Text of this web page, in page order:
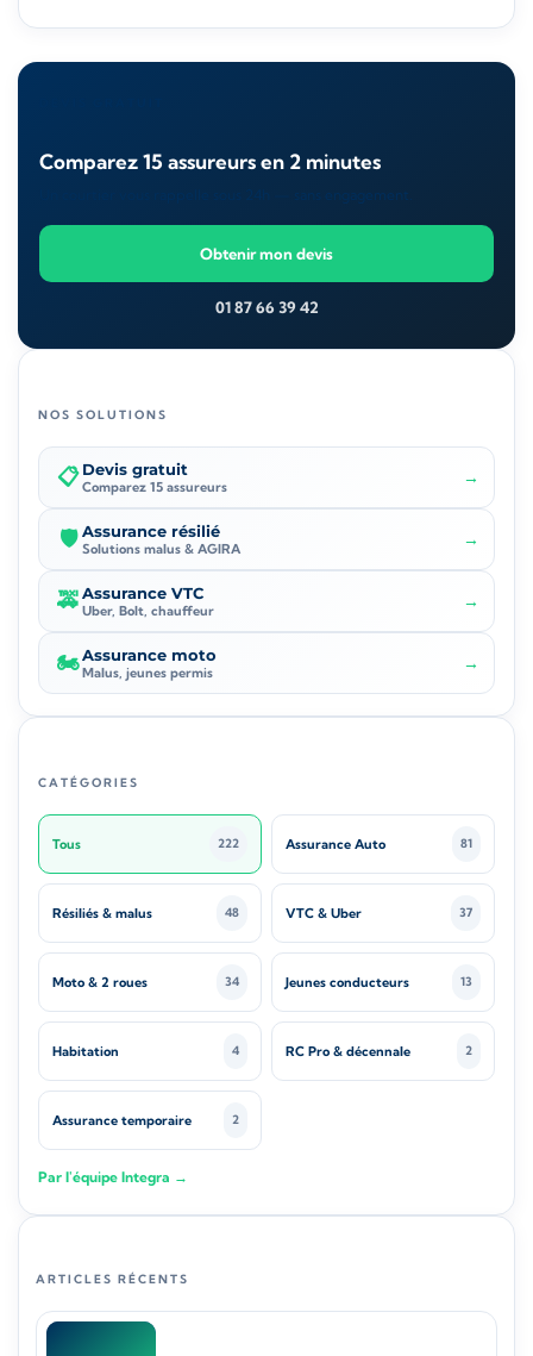
Comparez 15 assureurs en 2 minutes
Un courtier vous rappelle sous 24h — sans engagement.
Obtenir mon devis
01 87 66 39 42
NOS SOLUTIONS
📋 Devis gratuit
Comparez 15 assureurs →
🛡️ Assurance résilié
Solutions malus & AGIRA →
🚕Assurance VTC
Uber, Bolt, chauffeur →
🏍️Assurance moto
Malus, jeunes permis →
CATÉGORIES
Tous 222 Assurance Auto 81
Résiliés & malus 48 VTC & Uber 37
Moto & 2 roues 34 Jeunes conducteurs 13
Habitation 4 RC Pro & décennale 2
Assurance temporaire 2
Par l'équipe Integra →
ARTICLES RÉCENTS